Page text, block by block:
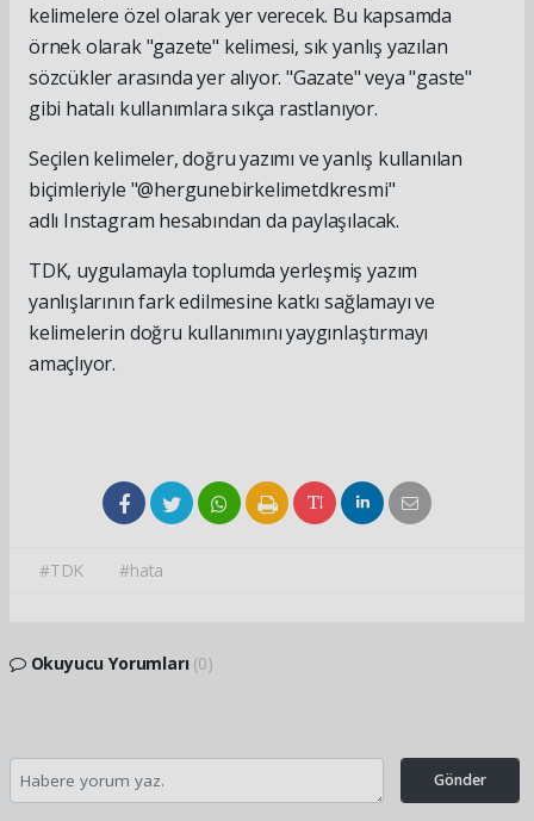
kelimelere özel olarak yer verecek. Bu kapsamda
örnek olarak "gazete" kelimesi, sık yanlış yazılan
sözcükler arasında yer alıyor. "Gazate" veya "gaste"
gibi hatalı kullanımlara sıkça rastlanıyor.
Seçilen kelimeler, doğru yazımı ve yanlış kullanılan
biçimleriyle "@hergunebirkelimetdkresmi"
adlı Instagram hesabından da paylaşılacak.
TDK, uygulamayla toplumda yerleşmiş yazım
yanlışlarının fark edilmesine katkı sağlamayı ve
kelimelerin doğru kullanımını yaygınlaştırmayı
amaçlıyor.
#TDK #hata
Okuyucu Yorumları (0)
Gönder